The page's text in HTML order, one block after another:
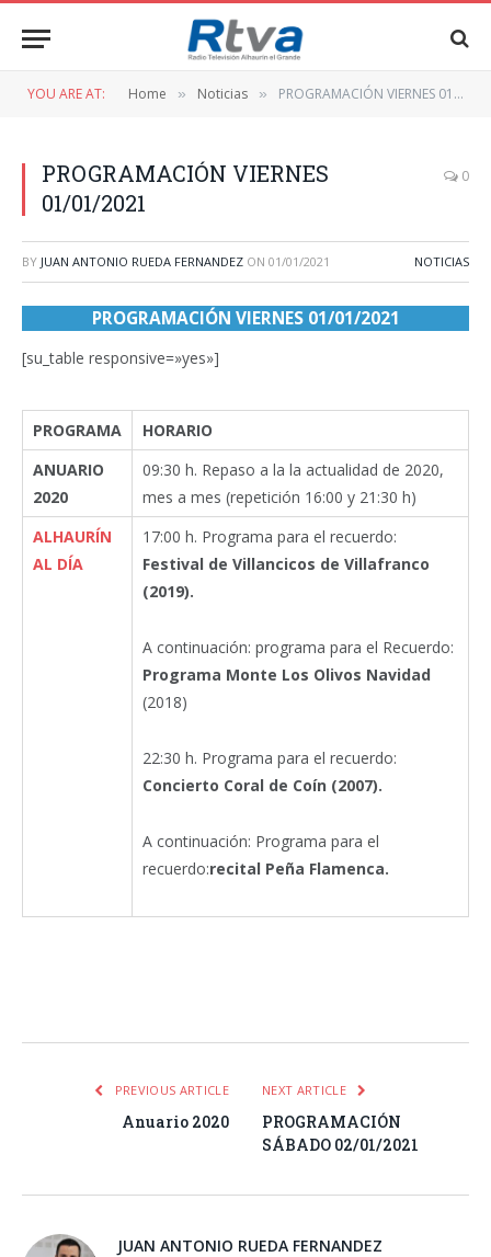
YOU ARE AT: Home » Noticias » PROGRAMACIÓN VIERNES 01/01/2021
PROGRAMACIÓN VIERNES
01/01/2021
0
BY JUAN ANTONIO RUEDA FERNANDEZ ON 01/01/2021 NOTICIAS
PROGRAMACIÓN VIERNES 01/01/2021
[su_table responsive=»yes»]
PROGRAMA
HORARIO
ANUARIO
2020
09:30 h. Repaso a la la actualidad de 2020,
mes a mes (repetición 16:00 y 21:30 h)
ALHAURÍN
AL DÍA
17:00 h. Programa para el recuerdo:
Festival de Villancicos de Villafranco
(2019).
A continuación: programa para el Recuerdo:
Programa Monte Los Olivos Navidad
(2018)
22:30 h. Programa para el recuerdo:
Concierto Coral de Coín (2007).
A continuación: Programa para el
recuerdo:recital Peña Flamenca.
PREVIOUS ARTICLE
Anuario 2020
NEXT ARTICLE
PROGRAMACIÓN
SÁBADO 02/01/2021
JUAN ANTONIO RUEDA FERNANDEZ